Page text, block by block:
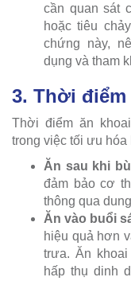
cần quan sát
hoặc tiêu
chứng này,
dụng và tham
3. Thời điểm
Thời điểm ăn
trong việc tối ưu
Ăn sau khi
đảm bảo cơ
thông qua
Ăn vào buổi
hiệu quả hơn
trưa. Ăn
hấp thụ dinh